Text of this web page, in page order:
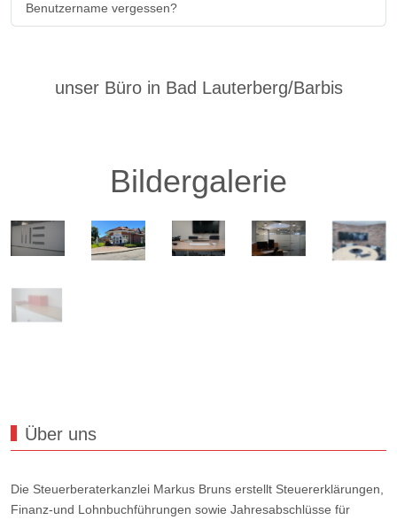
Benutzername vergessen?
unser Büro in Bad Lauterberg/Barbis
Bildergalerie
Über uns
Die Steuerberaterkanzlei Markus Bruns erstellt Steuererklärungen,
Finanz-und Lohnbuchführungen sowie Jahresabschlüsse für